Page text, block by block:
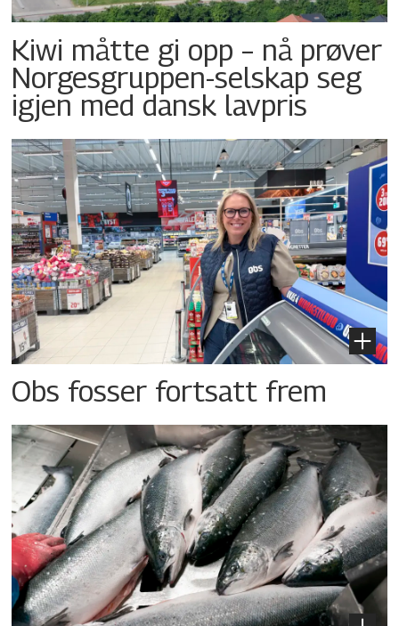
Kiwi måtte gi opp – nå prøver
Norgesgruppen-selskap seg
igjen med dansk lavpris
Obs fosser fortsatt frem